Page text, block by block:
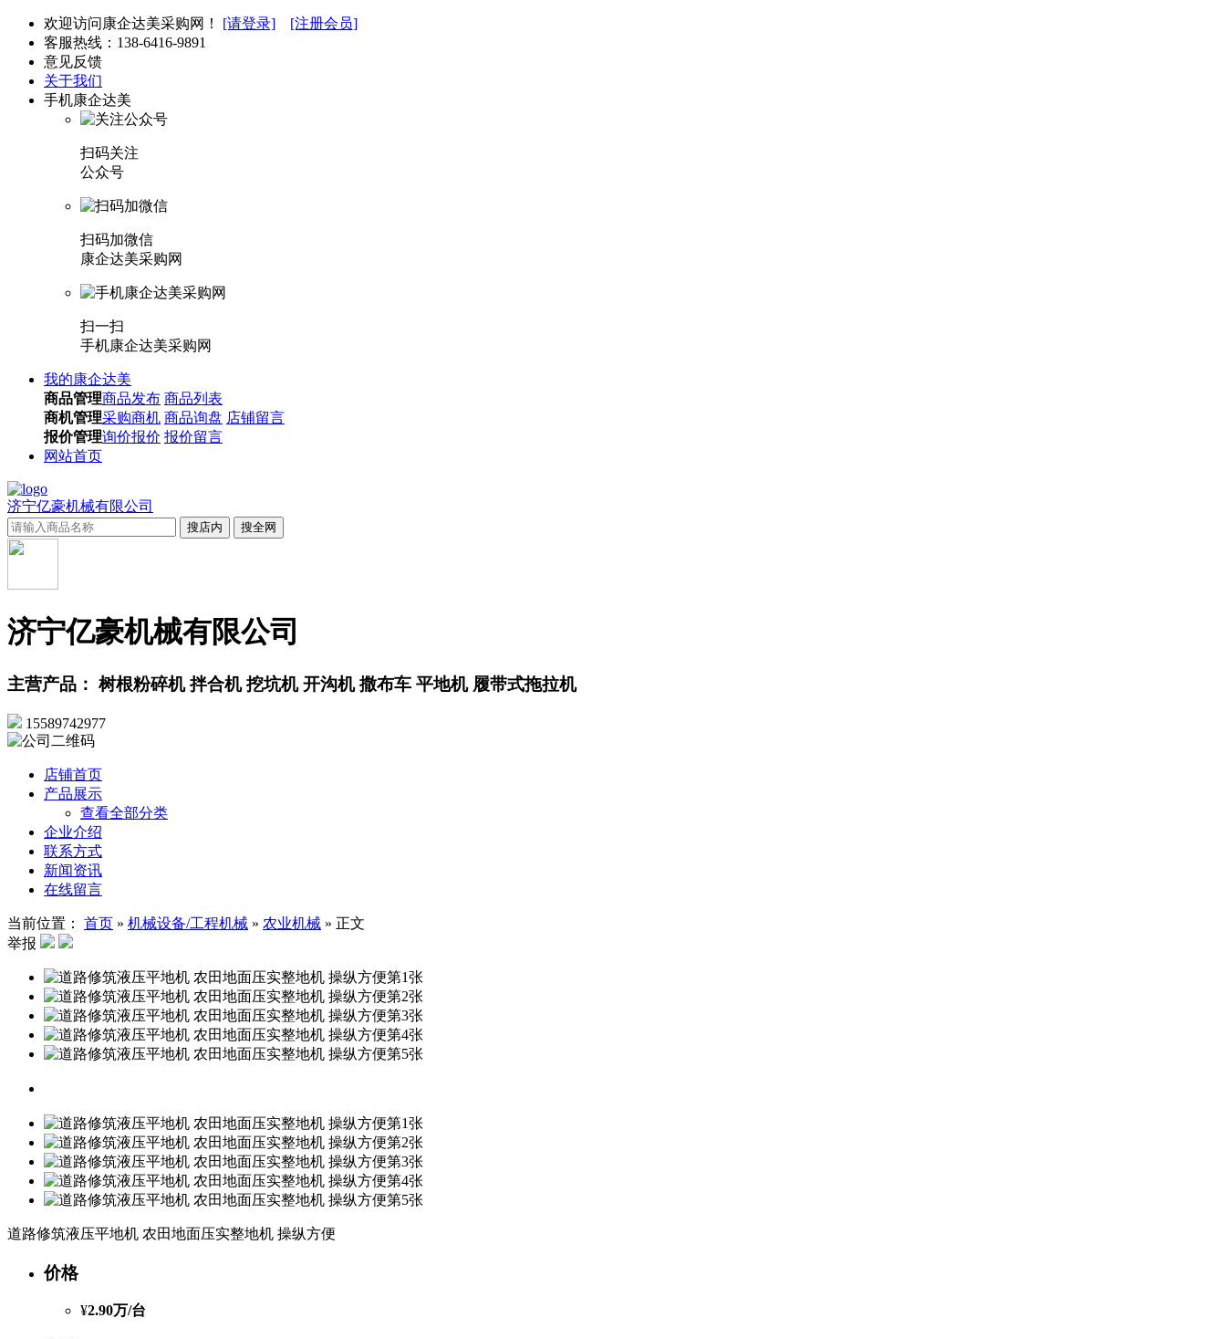
欢迎访问康企达美采购网！ [请登录]
[注册会员]
客服热线： 138-6416-9891
意见反馈
关于我们
手机康企达美
扫码关注
公众号
扫码加微信
康企达美采购网
扫一扫
手机康企达美采购网
我的康企达美
商品管理商品发布 商品列表
商机管理采购商机 商品询盘 店铺留言
报价管理询价报价 报价留言
网站首页
济宁亿豪机械有限公司
搜店内 搜全网
济宁亿豪机械有限公司
主营产品： 树根粉碎机 拌合机 挖坑机 开沟机 撒布车 平地机 履带式拖拉机
15589742977
店铺首页
产品展示
查看全部分类
企业介绍
联系方式
新闻资讯
在线留言
当前位置： 首页 » 机械设备/工程机械 » 农业机械 » 正文
举报
道路修筑液压平地机 农田地面压实整地机 操纵方便
价格
¥2.90万/台